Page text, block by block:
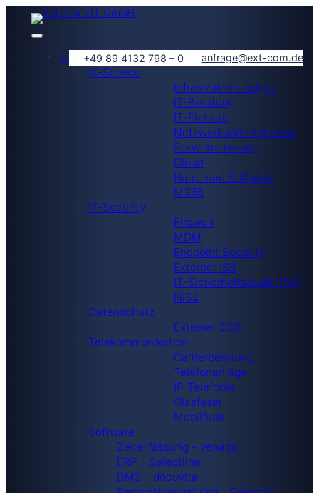
+49 89 4132 798 – 0 anfrage@ext-com.de
IT-Lösungen
IT-Service
Infrastrukturanalyse
IT-Beratung
IT-Flatrate
Netzwerkadministration
Serverbetreuung
Cloud
Hard- und Software
M365
IT-Security
Firewall
MDM
Endpoint Security
Externer ISB
IT-Sicherheitsaudit (ITQ)
NIS2
Datenschutz
Externer DSB
Telekommunikation
Carrierberatung
Telefonanlage
IP-Telefonie
Glasfaser
Mobilfunk
Software
Zeiterfassung – venabo
ERP – Selectline
DMS – docuvita